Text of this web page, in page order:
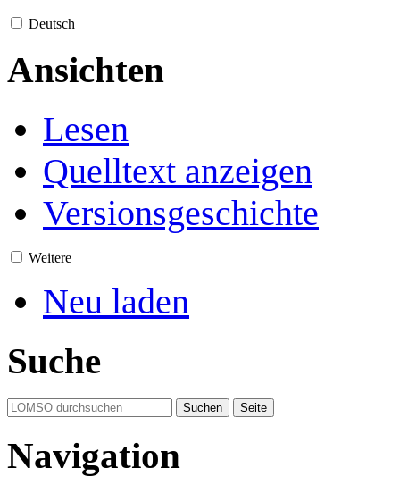
Deutsch
Ansichten
Lesen
Quelltext anzeigen
Versionsgeschichte
Weitere
Neu laden
Suche
Navigation